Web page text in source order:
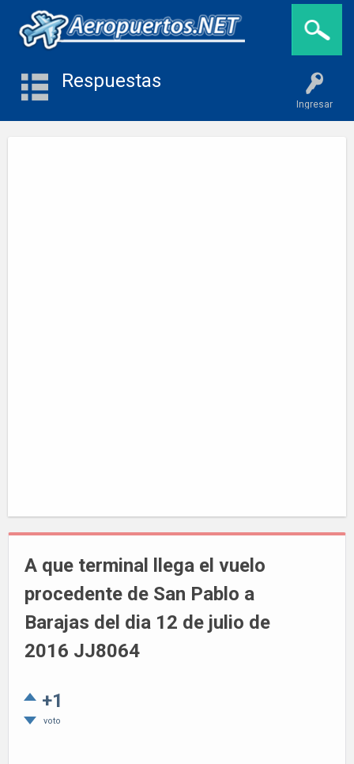
Ingresar
Respuestas
A que terminal llega el vuelo
procedente de San Pablo a
Barajas del dia 12 de julio de
2016 JJ8064
+1
voto